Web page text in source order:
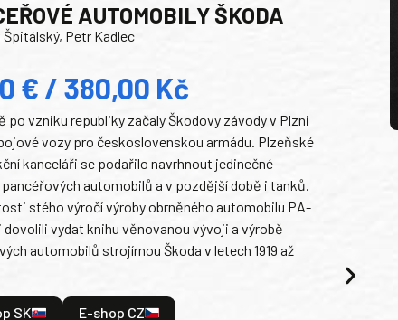
AUTOMOBILY ŠKODA
Petr Kadlec
€ / 380,00 Kč
po vzniku republiky začaly Škodovy závody v Plzni
vozy pro československou armádu. Plzeňské
kanceláři se podařilo navrhnout jedinečné
automobilů a v pozdější době i tanků.
stého výročí výroby obrněného automobilu PA-
dovolili vydat knihu věnovanou vývoji a výrobě
automobilů strojírnou Škoda v letech 1919 až
SK E-shop CZ